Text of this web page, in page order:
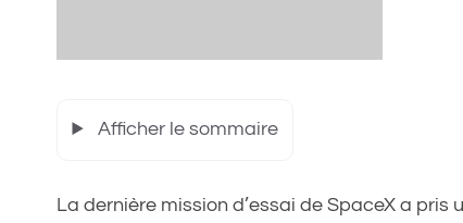
Afficher le sommaire
La dernière mission d’essai de SpaceX a